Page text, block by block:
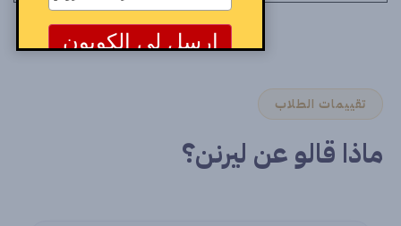
تقييمات الطلاب
ماذا قالو عن ليرنن؟